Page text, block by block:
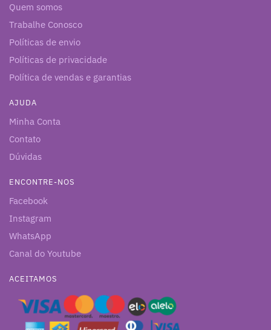
Quem somos
Trabalhe Conosco
Políticas de envio
Políticas de privacidade
Política de vendas e garantias
AJUDA
Minha Conta
Contato
Dúvidas
ENCONTRE-NOS
Facebook
Instagram
WhatsApp
Canal do Youtube
ACEITAMOS